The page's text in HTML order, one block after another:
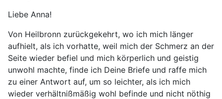
Liebe Anna!
Von Heilbronn zurückgekehrt, wo ich mich länger
aufhielt, als ich vorhatte, weil mich der Schmerz an der
Seite wieder befiel und mich körperlich und geistig
unwohl machte, finde ich Deine Briefe und raffe mich
zu einer Antwort auf, um so leichter, als ich mich
wieder verhältnißmäßig wohl befinde und nicht nöthig